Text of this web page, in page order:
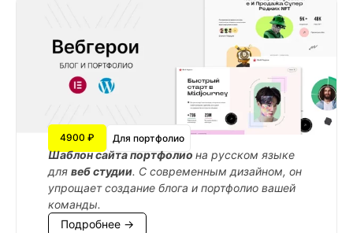
4900 ₽ Для портфолио
Шаблон сайта портфолио на русском языке
для веб студии. С современным дизайном, он
упрощает создание блога и портфолио вашей
команды.
Подробнее →